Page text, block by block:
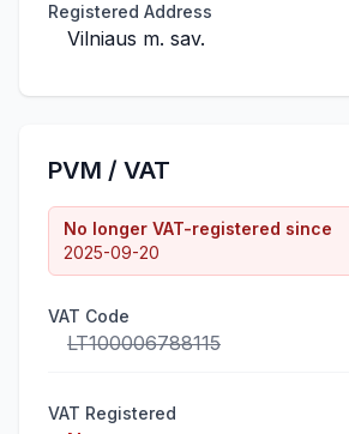
Registered Address
Vilniaus m. sav.
PVM / VAT
No longer VAT-registered since
2025-09-20
VAT Code
LT100006788115
VAT Registered